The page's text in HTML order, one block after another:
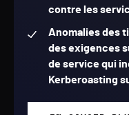
contre les
Anomalies des
des exigences
de service qui
Kerberoasting